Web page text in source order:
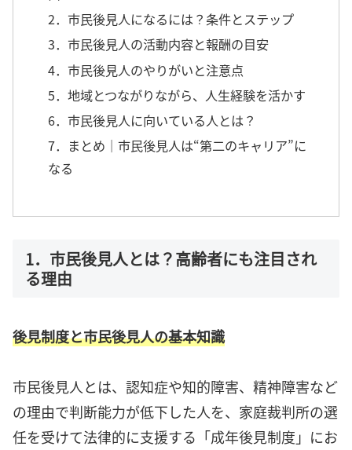
2．市民後見人になるには？条件とステップ
3．市民後見人の活動内容と報酬の目安
4．市民後見人のやりがいと注意点
5．地域とつながりながら、人生経験を活かす
6．市民後見人に向いている人とは？
7．まとめ｜市民後見人は“第二のキャリア”に
なる
1．市民後見人とは？高齢者にも注目され
る理由
後見制度と市民後見人の基本知識
市民後見人とは、認知症や知的障害、精神障害など
の理由で判断能力が低下した人を、家庭裁判所の選
任を受けて法律的に支援する「成年後見制度」にお